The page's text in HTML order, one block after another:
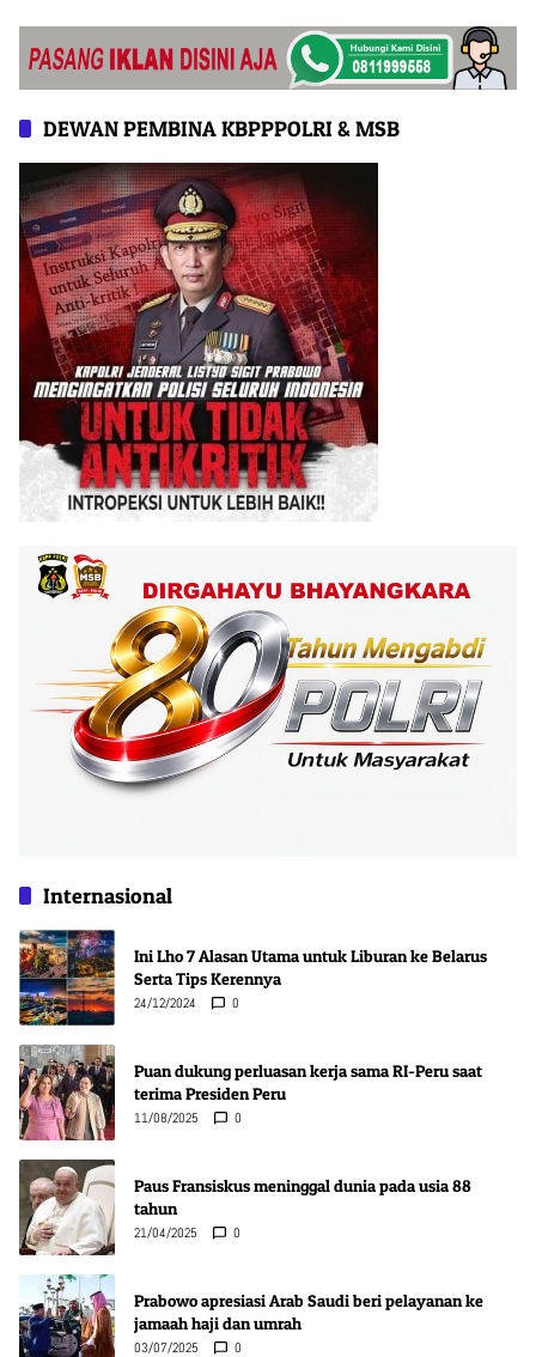
DEWAN PEMBINA KBPPPOLRI & MSB
Internasional
Ini Lho 7 Alasan Utama untuk Liburan ke Belarus
Serta Tips Kerennya
24/12/2024 0
Puan dukung perluasan kerja sama RI-Peru saat
terima Presiden Peru
11/08/2025 0
Paus Fransiskus meninggal dunia pada usia 88
tahun
21/04/2025 0
Prabowo apresiasi Arab Saudi beri pelayanan ke
jamaah haji dan umrah
03/07/2025 0